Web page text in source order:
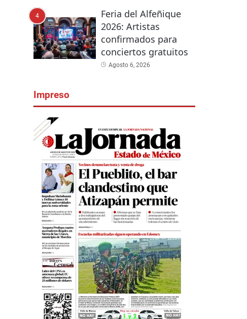
4
Feria del Alfeñique
2026: Artistas
confirmados para
conciertos gratuitos
Agosto 6, 2026
Impreso